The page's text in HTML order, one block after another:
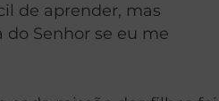
de aprender, mas
Senhor se eu me